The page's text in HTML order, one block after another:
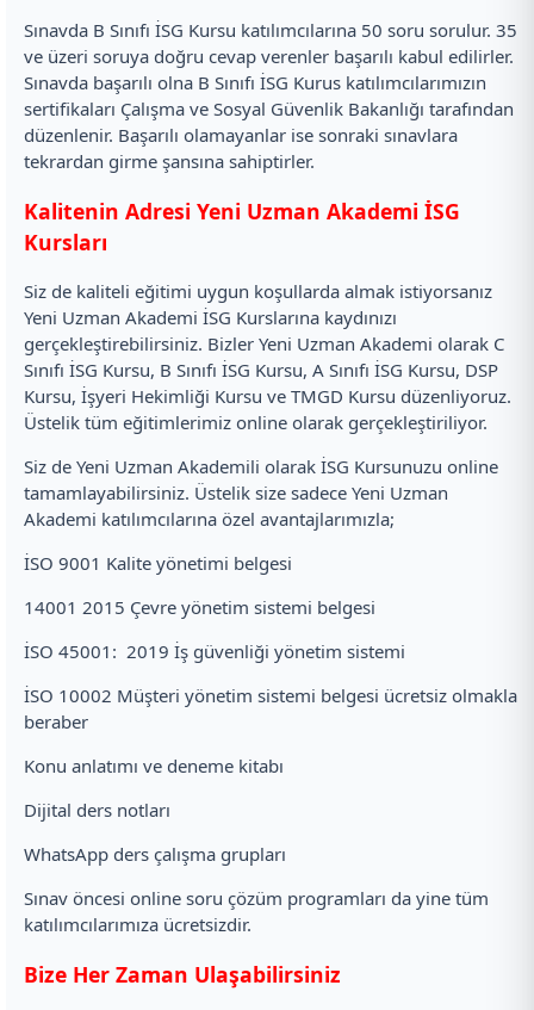
Sınavda B Sınıfı İSG Kursu katılımcılarına 50 soru sorulur. 35
ve üzeri soruya doğru cevap verenler başarılı kabul edilirler.
Sınavda başarılı olna B Sınıfı İSG Kurus katılımcılarımızın
sertifikaları Çalışma ve Sosyal Güvenlik Bakanlığı tarafından
düzenlenir. Başarılı olamayanlar ise sonraki sınavlara
tekrardan girme şansına sahiptirler.
Kalitenin Adresi Yeni Uzman Akademi İSG
Kursları
Siz de kaliteli eğitimi uygun koşullarda almak istiyorsanız
Yeni Uzman Akademi İSG Kurslarına kaydınızı
gerçekleştirebilirsiniz. Bizler Yeni Uzman Akademi olarak C
Sınıfı İSG Kursu, B Sınıfı İSG Kursu, A Sınıfı İSG Kursu, DSP
Kursu, İşyeri Hekimliği Kursu ve TMGD Kursu düzenliyoruz.
Üstelik tüm eğitimlerimiz online olarak gerçekleştiriliyor.
Siz de Yeni Uzman Akademili olarak İSG Kursunuzu online
tamamlayabilirsiniz. Üstelik size sadece Yeni Uzman
Akademi katılımcılarına özel avantajlarımızla;
İSO 9001 Kalite yönetimi belgesi
14001 2015 Çevre yönetim sistemi belgesi
İSO 45001: 2019 İş güvenliği yönetim sistemi
İSO 10002 Müşteri yönetim sistemi belgesi ücretsiz olmakla
beraber
Konu anlatımı ve deneme kitabı
Dijital ders notları
WhatsApp ders çalışma grupları
Sınav öncesi online soru çözüm programları da yine tüm
katılımcılarımıza ücretsizdir.
Bize Her Zaman Ulaşabilirsiniz